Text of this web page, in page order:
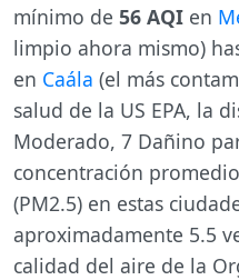
mínimo de 56 AQI en
limpio ahora mismo)
en Caála (el más
salud de la US EPA, la
Moderado, 7 Dañino
concentración
(PM2.5) en estas
aproximadamente 5.5
calidad del aire de la